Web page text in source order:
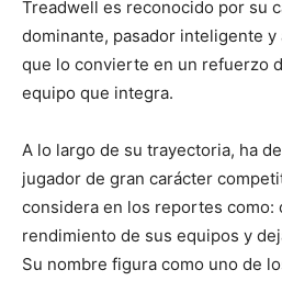
Treadwell es reconocido por su
dominante, pasador inteligente
que lo convierte en un refuerzo
equipo que integra.
A lo largo de su trayectoria, ha
jugador de gran carácter
considera en los reportes como:
rendimiento de sus equipos y
Su nombre figura como uno de